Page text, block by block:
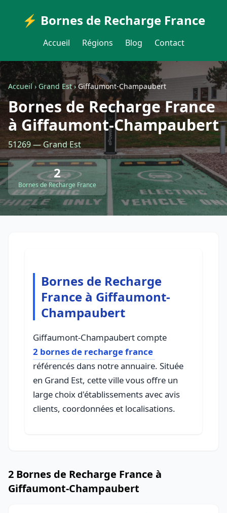
⚡ Bornes de Recharge France
Accueil Régions Blog Contact
Accueil›Grand Est›Giffaumont-Champaubert
Bornes de Recharge France
à Giffaumont-Champaubert
51269 — Grand Est
2
Bornes de Recharge France
Bornes de Recharge
France à Giffaumont-
Champaubert
Giffaumont-Champaubert compte
2 bornes de recharge france
référencés dans notre annuaire. Située
en Grand Est, cette ville vous offre un
large choix d'établissements avec avis
clients, coordonnées et localisations.
2 Bornes de Recharge France à
Giffaumont-Champaubert